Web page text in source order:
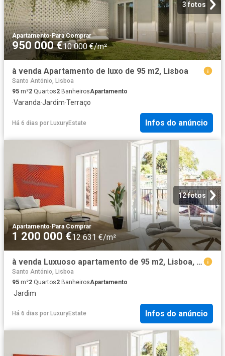
3 fotos
Apartamento· Para Comprar
950 000 €10 000 €/m²
à venda Apartamento de luxo de 95 m2, Lisboa
Santo António, Lisboa
95 m²2 Quartos2 BanheirosApartamento
·Varanda·Jardim·Terraço
Há 6 dias por LuxuryEstate Infos do anúncio
12 fotos
Apartamento·Para Comprar
1 200 000 €12 631 €/m²
à venda Luxuoso apartamento de 95 m2, Lisboa, Portugal
Santo António, Lisboa
95 m²2 Quartos2 BanheirosApartamento
·Jardim
Há 6 dias por LuxuryEstate Infos do anúncio